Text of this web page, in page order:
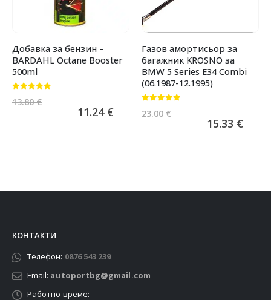
Добавка за бензин –
BARDAHL Octane Booster
500ml
13.80€
11.24 €
Газов амортисьор за
багажник KROSNO за
BMW 5 Series E34 Combi
(06.1987-12.1995)
23.00€
15.33 €
КОНТАКТИ
Телефон: 0876 543 239
Email: autoportbg@gmail.com
Работно време: